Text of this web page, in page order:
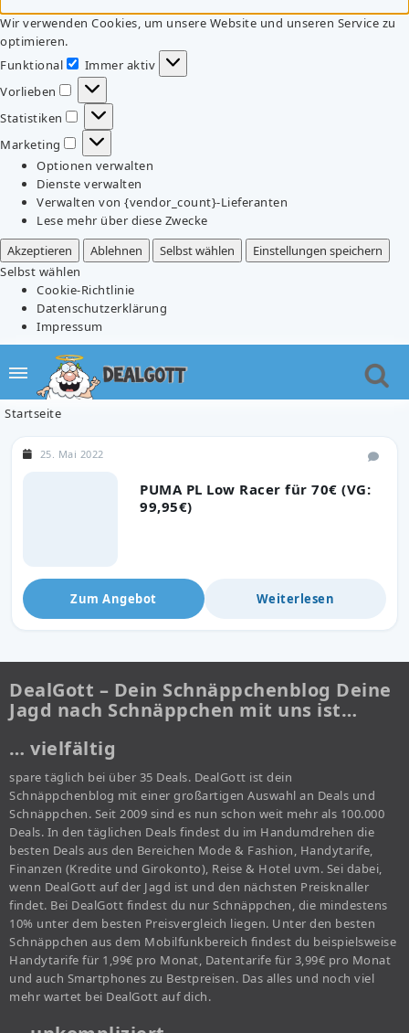
Wir verwenden Cookies, um unsere Website und unseren Service zu
optimieren.
Funktional
Funktional
Immer aktiv
Vorlieben
Vorlieben
Statistiken
Statistiken
Marketing
Marketing
Optionen verwalten
Dienste verwalten
Verwalten von {vendor_count}-Lieferanten
Lese mehr über diese Zwecke
Akzeptieren
Ablehnen Selbst wählen
Einstellungen speichern
Selbst wählen
Cookie-Richtlinie
Datenschutzerklärung
Impressum
Startseite
PUMA PL Low Racer für 70€ (VG:
99,95€)
25. Mai 2022
Zum Angebot Weiterlesen
DealGott – Dein Schnäppchenblog Deine
Jagd nach Schnäppchen mit uns ist…
… vielfältig
spare täglich bei über 35 Deals. DealGott ist dein
Schnäppchenblog mit einer großartigen Auswahl an Deals und
Schnäppchen. Seit 2009 sind es nun schon weit mehr als 100.000
Deals. In den täglichen Deals findest du im Handumdrehen die
besten Deals aus den Bereichen Mode & Fashion, Handytarife,
Finanzen (Kredite und Girokonto), Reise & Hotel uvm. Sei dabei,
wenn DealGott auf der Jagd ist und den nächsten Preisknaller
findet. Bei DealGott findest du nur Schnäppchen, die mindestens
10% unter dem besten Preisvergleich liegen. Unter den besten
Schnäppchen aus dem Mobilfunkbereich findest du beispielsweise
Handytarife für 1,99€ pro Monat, Datentarife für 3,99€ pro Monat
und auch Smartphones zu Bestpreisen. Das alles und noch viel
mehr wartet bei DealGott auf dich.